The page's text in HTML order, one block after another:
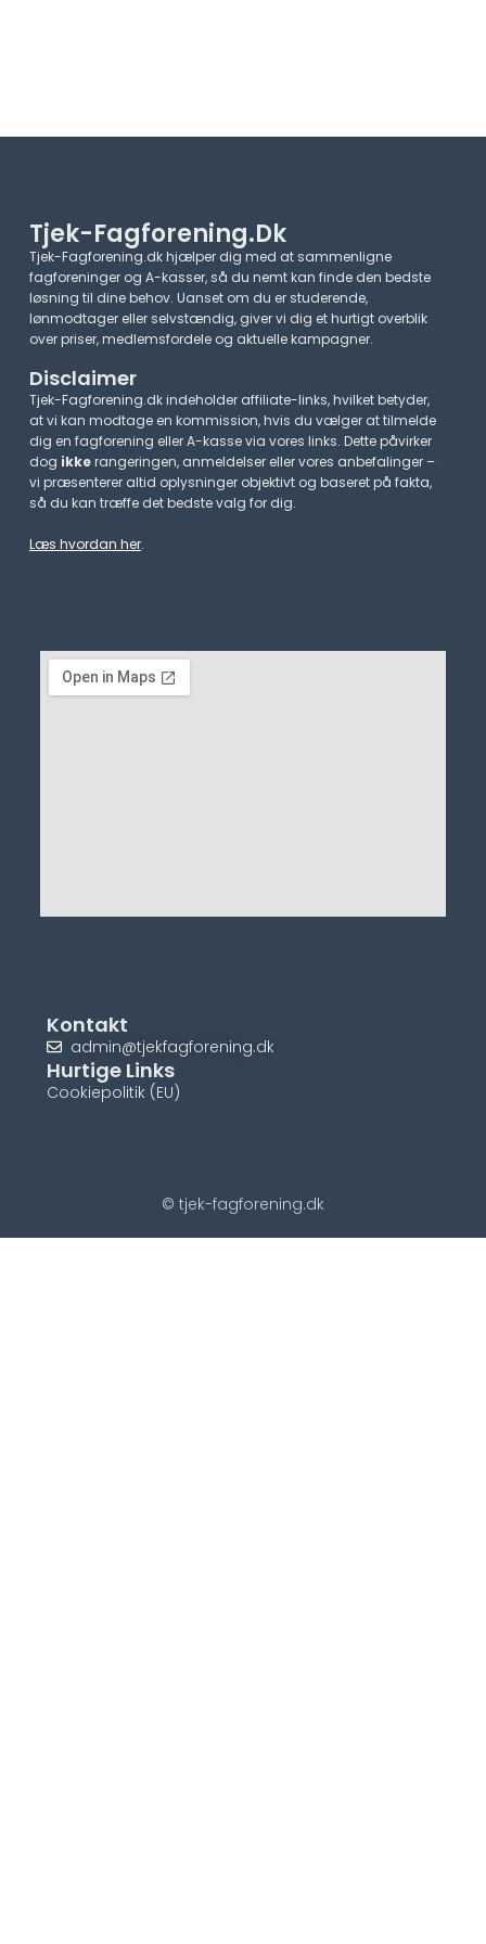
Tjek-Fagforening.dk
Tjek-Fagforening.dk hjælper dig med at sammenligne
fagforeninger og A-kasser, så du nemt kan finde den bedste
løsning til dine behov. Uanset om du er studerende,
lønmodtager eller selvstændig, giver vi dig et hurtigt overblik
over priser, medlemsfordele og aktuelle kampagner.​
Disclaimer
Tjek-Fagforening.dk indeholder affiliate-links, hvilket betyder,
at vi kan modtage en kommission, hvis du vælger at tilmelde
dig en fagforening eller A-kasse via vores links. Dette påvirker
dog ikkerangeringen, anmeldelser eller vores anbefalinger –
vi præsenterer altid oplysninger objektivt og baseret på fakta,
så du kan træffe det bedste valg for dig.
Læs hvordan her.
Kontakt
admin@tjekfagforening.dk
Hurtige Links
Cookiepolitik (EU)
© tjek-fagforening.dk